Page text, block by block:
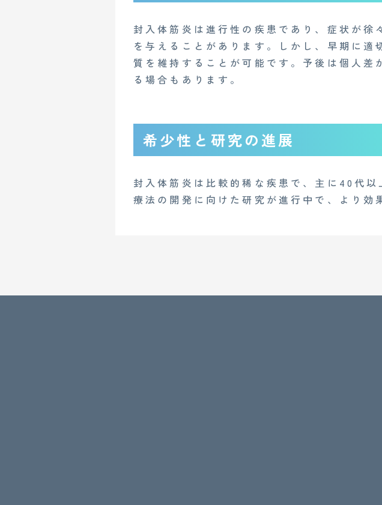
封入体筋炎は進行性の疾患であり、症状が
を与えることがあります。しかし、早期に
質を維持することが可能です。予後は個人差
る場合もあります。
希少性と研究の進展
封入体筋炎は比較的稀な疾患で、主に40代
療法の開発に向けた研究が進行中で、より効